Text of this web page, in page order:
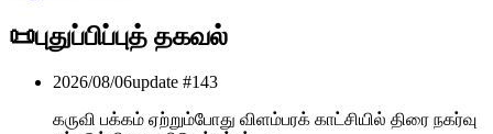
📜புதுப்பிப்புத் தகவல்
2026/08/06update #143
கருவி பக்கம் ஏற்றும்போது விளம்பரக் காட்சியில் திரை நகர்வு